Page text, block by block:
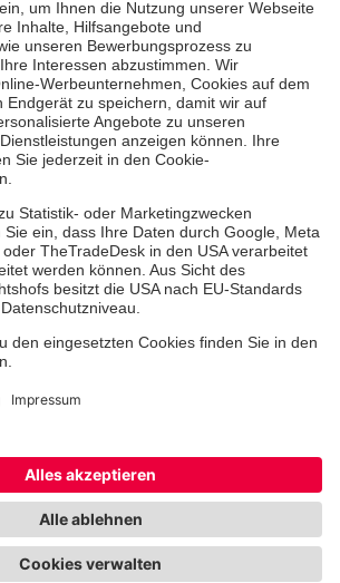
Jobs
Ehrenamt
Freiwilligendienst
Johanniter-Jugend
Spendenprojekte
Kindertagesstätten
Einrichtungen
Datenschutz Barrierefreiheit
Kontakt Widerruf